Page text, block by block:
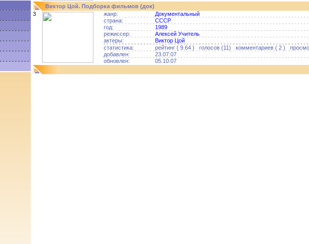
Виктор Цой. Подборка фильмов (док)
3
жанр:
Документальный
страна:
СССР
год:
1989
режиссер:
Алексей Учитель
актеры:
Виктор Цой
статистика:
рейтинг ( 9.64 ) голосов (11) комментариев ( 2 )
добавлен:
23.07.07
обновлен:
05.10.07